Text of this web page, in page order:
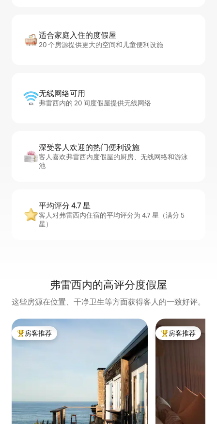
适合家庭入住的度假屋
20 个房源提供更大的空间和儿童便利设施
无线网络可用
弗雷西内的 20 间度假屋提供无线网络
深受客人欢迎的热门便利设施
客人喜欢弗雷西内度假屋的厨房、无线网络和游泳
池
平均评分 4.7 星
客人对弗雷西内住宿的平均评分为 4.7 星（满分 5
星）
弗雷西内的高评分度假屋
这些房源在位置、干净卫生等方面获得客人的一致好评。
热门「房客推荐」
房客推荐 热门「房客推荐」
房客推荐